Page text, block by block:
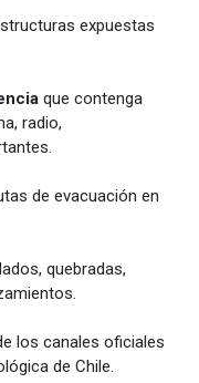
expuestas
que contenga
radio,
de evacuación en
quebradas,
los canales oficiales
de Chile.